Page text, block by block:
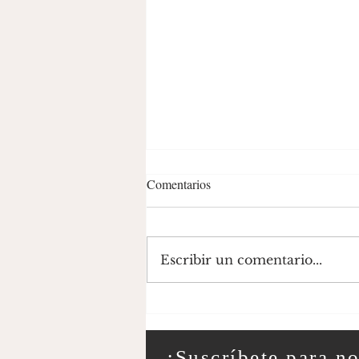
funcionamiento idiosincrático
Comentarios
Escribir un comentario...